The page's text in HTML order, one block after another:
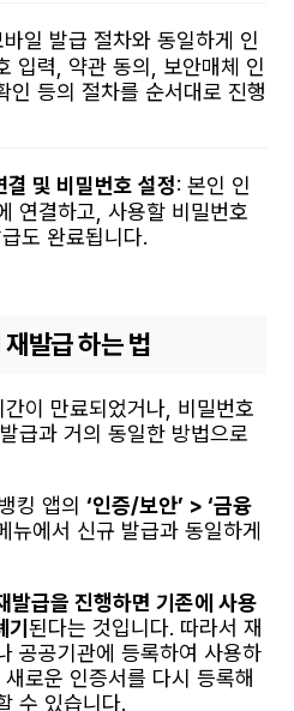
바일 발급 절차와 동일하게 인
입력, 약관 동의, 보안매체 인
인 등의 절차를 순서대로 진행
및 비밀번호 설정: 본인 인
연결하고, 사용할 비밀번호
도 완료됩니다.
발급 하는 법
간이 만료되었거나, 비밀번호
급과 거의 동일한 방법으로
킹 앱의 ‘인증/보안’ > ‘금융
뉴에서 신규 발급과 동일하게
발급을 진행하면 기존에 사용
된다는 것입니다. 따라서 재
공공기관에 등록하여 사용하
로운 인증서를 다시 등록해
수 있습니다.